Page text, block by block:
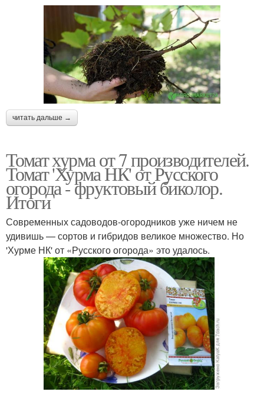
читать дальше →
Томат хурма от 7 производителей.
Томат 'Хурма НК' от Русского
огорода - фруктовый биколор.
Итоги
Современных садоводов-огородников уже ничем не
удивишь — сортов и гибридов великое множество. Но
'Хурме НК' от «Русского огорода» это удалось.